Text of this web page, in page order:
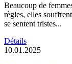
Beaucoup de
règles, elles
se sentent tristes...
Détails
10.01.2025